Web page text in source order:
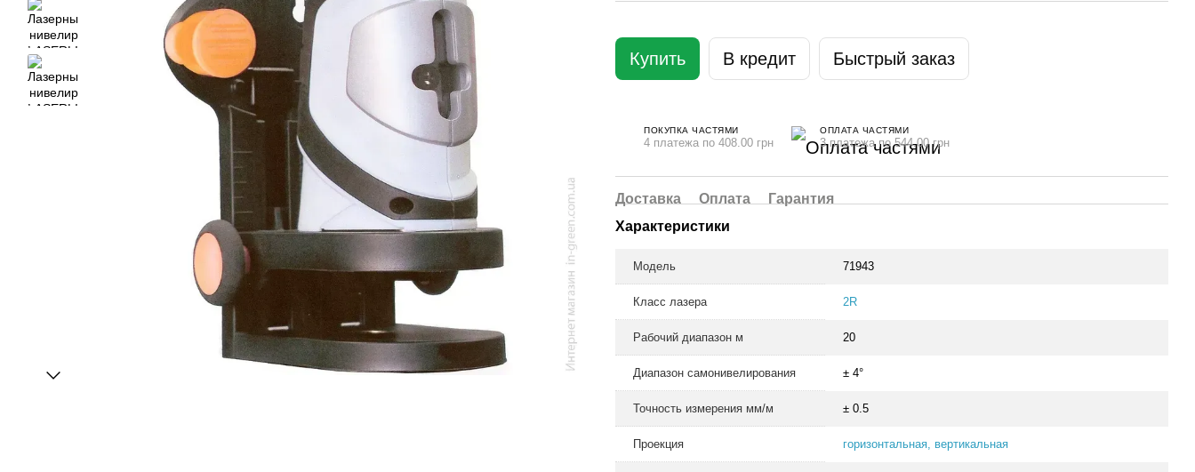
Купить В кредит Быстрый заказ
ПОКУПКА ЧАСТЯМИ
4 платежа по 408.00 грн
ОПЛАТА ЧАСТЯМИ
3 платежа по 544.00 грн
Доставка Оплата
Гарантия
Характеристики
Модель 71943
Класс лазера 2R
Рабочий диапазон м 20
Диапазон самонивелирования ± 4°
Точность измерения мм/м ± 0.5
Проекция горизонтальная, вертикальная